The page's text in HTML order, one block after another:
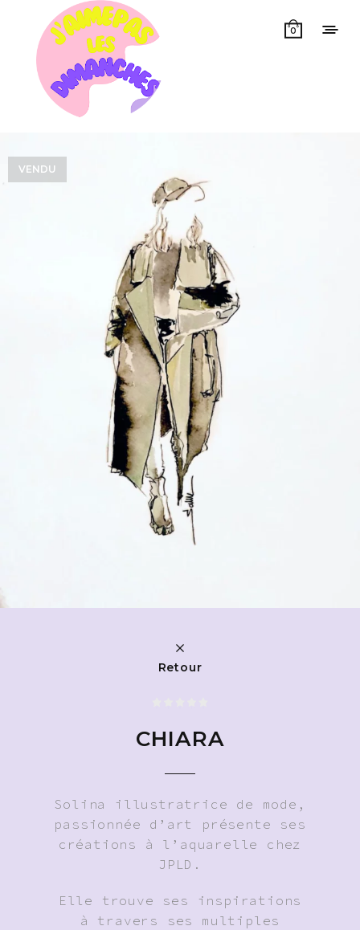
0
VENDU
Retour
CHIARA
Solina illustratrice de mode,
passionnée d’art présente ses
créations à l’aquarelle chez
JPLD.
Elle trouve ses inspirations
à travers ses multiples